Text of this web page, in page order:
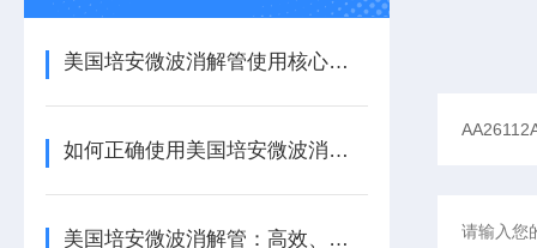
美国培安微波消解管使用核心注意事项
如何正确使用美国培安微波消解管进行样品消解？
美国培安微波消解管：高效、安全且环保的样品前处理解决方案